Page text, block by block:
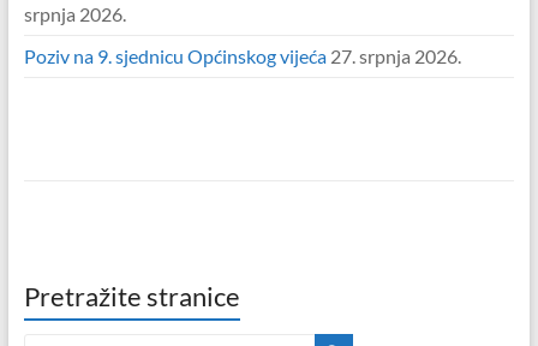
srpnja 2026.
Poziv na 9. sjednicu Općinskog vijeća 27. srpnja 2026.
Pretražite stranice